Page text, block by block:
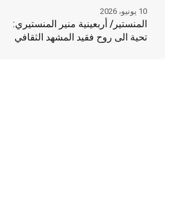
المنستير/ أربعينية منير المنستيري:
تحية الى روح فقيد المشهد الثقافي
10 يونيو، 2026